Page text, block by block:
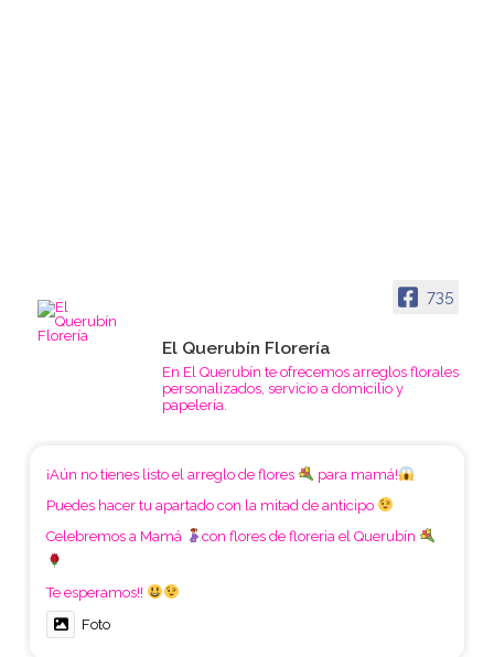
735
El Querubín Florería
En El Querubín te ofrecemos arreglos florales
personalizados, servicio a domicilio y
papelería.
¡Aún no tienes listo el arreglo de flores
para mamá!
Puedes hacer tu apartado con la mitad de anticipo
Celebremos a Mamá
con flores de floreria el Querubín
Te esperamos!!
Foto